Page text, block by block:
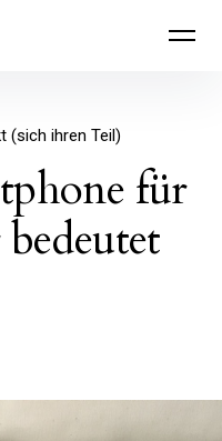
zuhause
(sich ihren Teil)
für